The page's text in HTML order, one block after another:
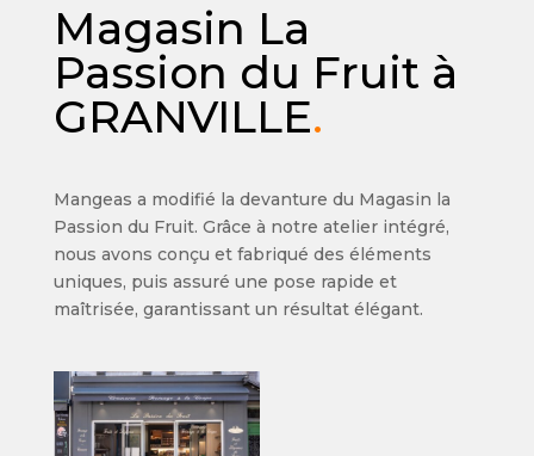
Magasin La
Passion du Fruit à
GRANVILLE.
Mangeas a modifié la devanture du Magasin la
Passion du Fruit. Grâce à notre atelier intégré,
nous avons conçu et fabriqué des éléments
uniques, puis assuré une pose rapide et
maîtrisée, garantissant un résultat élégant.